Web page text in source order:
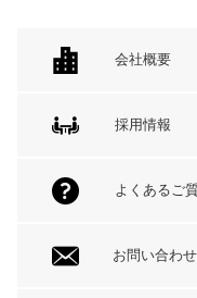
会社概要
採用情報
よくあるご
お問い合わせ